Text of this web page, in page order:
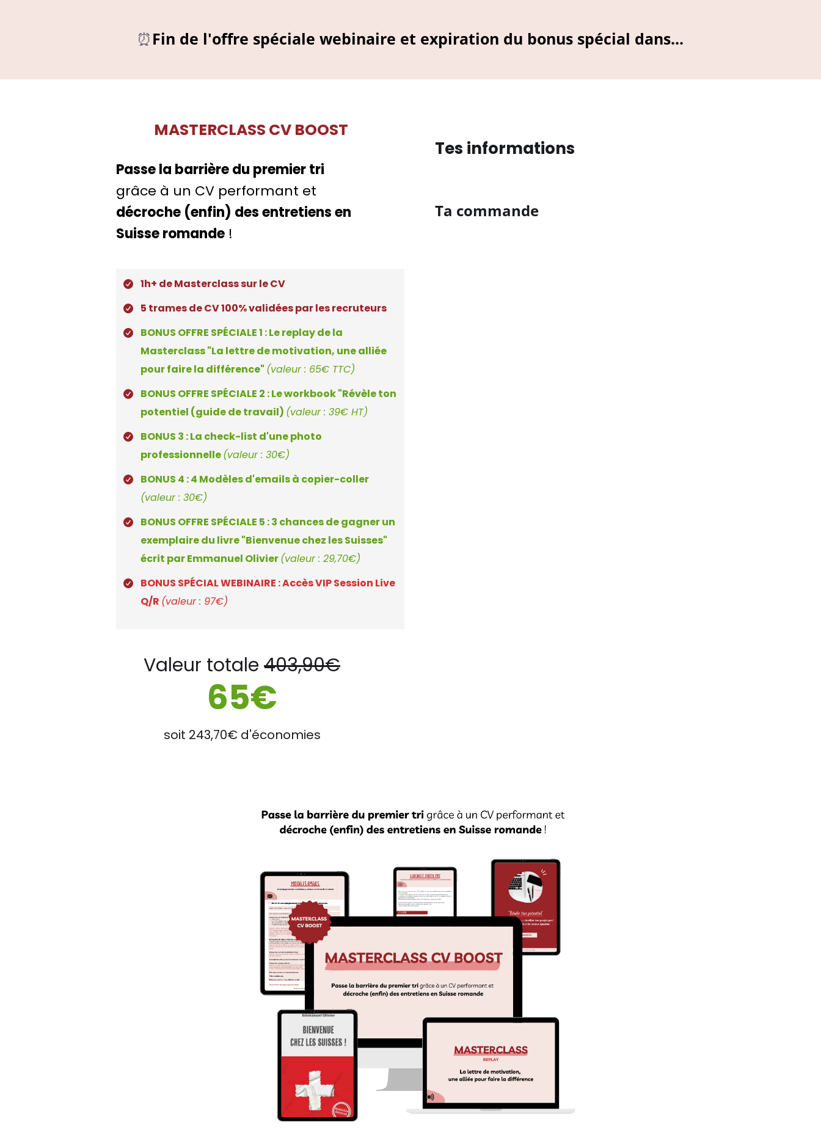
⏰Fin de l'offre spéciale webinaire et expiration du bonus spécial dans...
MASTERCLASS CV BOOST
Passe la barrière du premier tri
grâce à un CV performant et
décroche (enfin) des entretiens en
Suisse romande !
1h+ de Masterclass sur le CV
5 trames de CV 100% validées par les recruteurs
BONUS OFFRE SPÉCIALE 1 : Le replay de la
Masterclass "La lettre de motivation, une alliée
pour faire la différence" (valeur : 65€ TTC)
BONUS OFFRE SPÉCIALE 2 : Le workbook "Révèle ton
potentiel (guide de travail) (valeur : 39€ HT)
BONUS 3 : La check-list d'une photo
professionnelle(valeur : 30€)
BONUS 4 : 4 Modèles d'emails à copier-coller
(valeur : 30€)
BONUS OFFRE SPÉCIALE 5 : 3 chances de gagner un
exemplaire du livre "Bienvenue chez les Suisses"
écrit par Emmanuel Olivier(valeur : 29,70€)
BONUS SPÉCIAL WEBINAIRE : Accès VIP Session Live
Q/R (valeur : 97€)
Valeur totale 403,90€
65€
soit 243,70€ d'économies
Tes informations
Ta commande